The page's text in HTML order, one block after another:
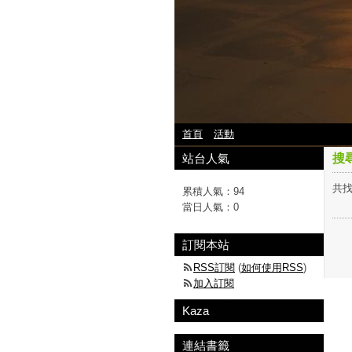
首頁 活動
搜
共
站台人氣
累積人氣： 94
當日人氣： 0
訂閱本站
RSS訂閱 (如何使用RSS)
加入訂閱
Kaza
連結書籤